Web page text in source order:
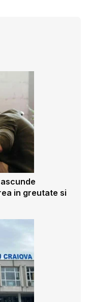
in greutate si